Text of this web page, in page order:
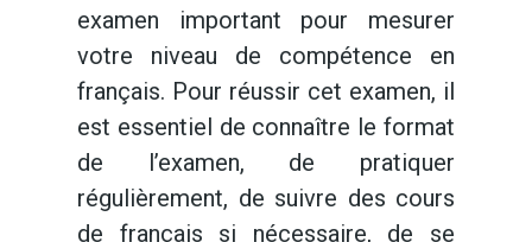
examen important pour mesurer
votre niveau de compétence en
français. Pour réussir cet examen, il
est essentiel de connaître le format
de l’examen, de pratiquer
régulièrement, de suivre des cours
de français si nécessaire, de se